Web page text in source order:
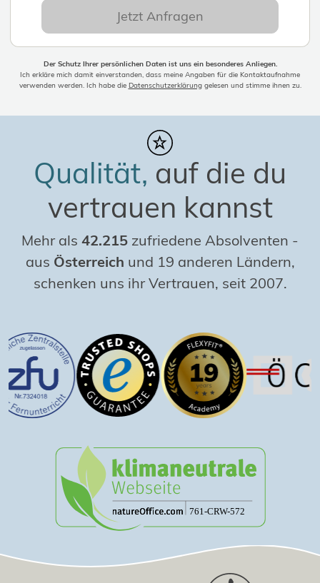
Jetzt Anfragen
Der Schutz Ihrer persönlichen Daten ist uns ein besonderes Anliegen.
Ich erkläre mich damit einverstanden, dass meine Angaben für die Kontaktaufnahme
verwenden werden. Ich habe die Datenschutzerklärunggelesen und stimme ihnen zu.
Qualität, auf die du
vertrauen kannst
Mehr als 42.215 zufriedene Absolventen -
aus Österreich und 19 anderen Ländern,
schenken uns ihr Vertrauen, seit 2007.